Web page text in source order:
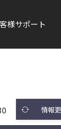
様サポート
情報